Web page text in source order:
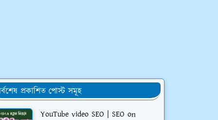
প্রকাশিত পোস্ট সমূহ
YouTube video SEO | SEO on